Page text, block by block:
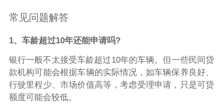
常见问题解答
1、车龄超过10年还能申请吗?
银行一般不太接受车龄超过10年的车辆。但一些民间贷
款机构可能会根据车辆的实际情况，如车辆保养良好、
行驶里程少、市场价值高等，考虑受理申请，只是可贷
额度可能会较低。